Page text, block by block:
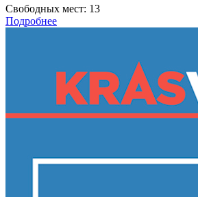
Свободных мест: 13
Подробнее